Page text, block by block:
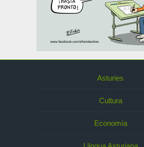
Asturies
Cultura
Economía